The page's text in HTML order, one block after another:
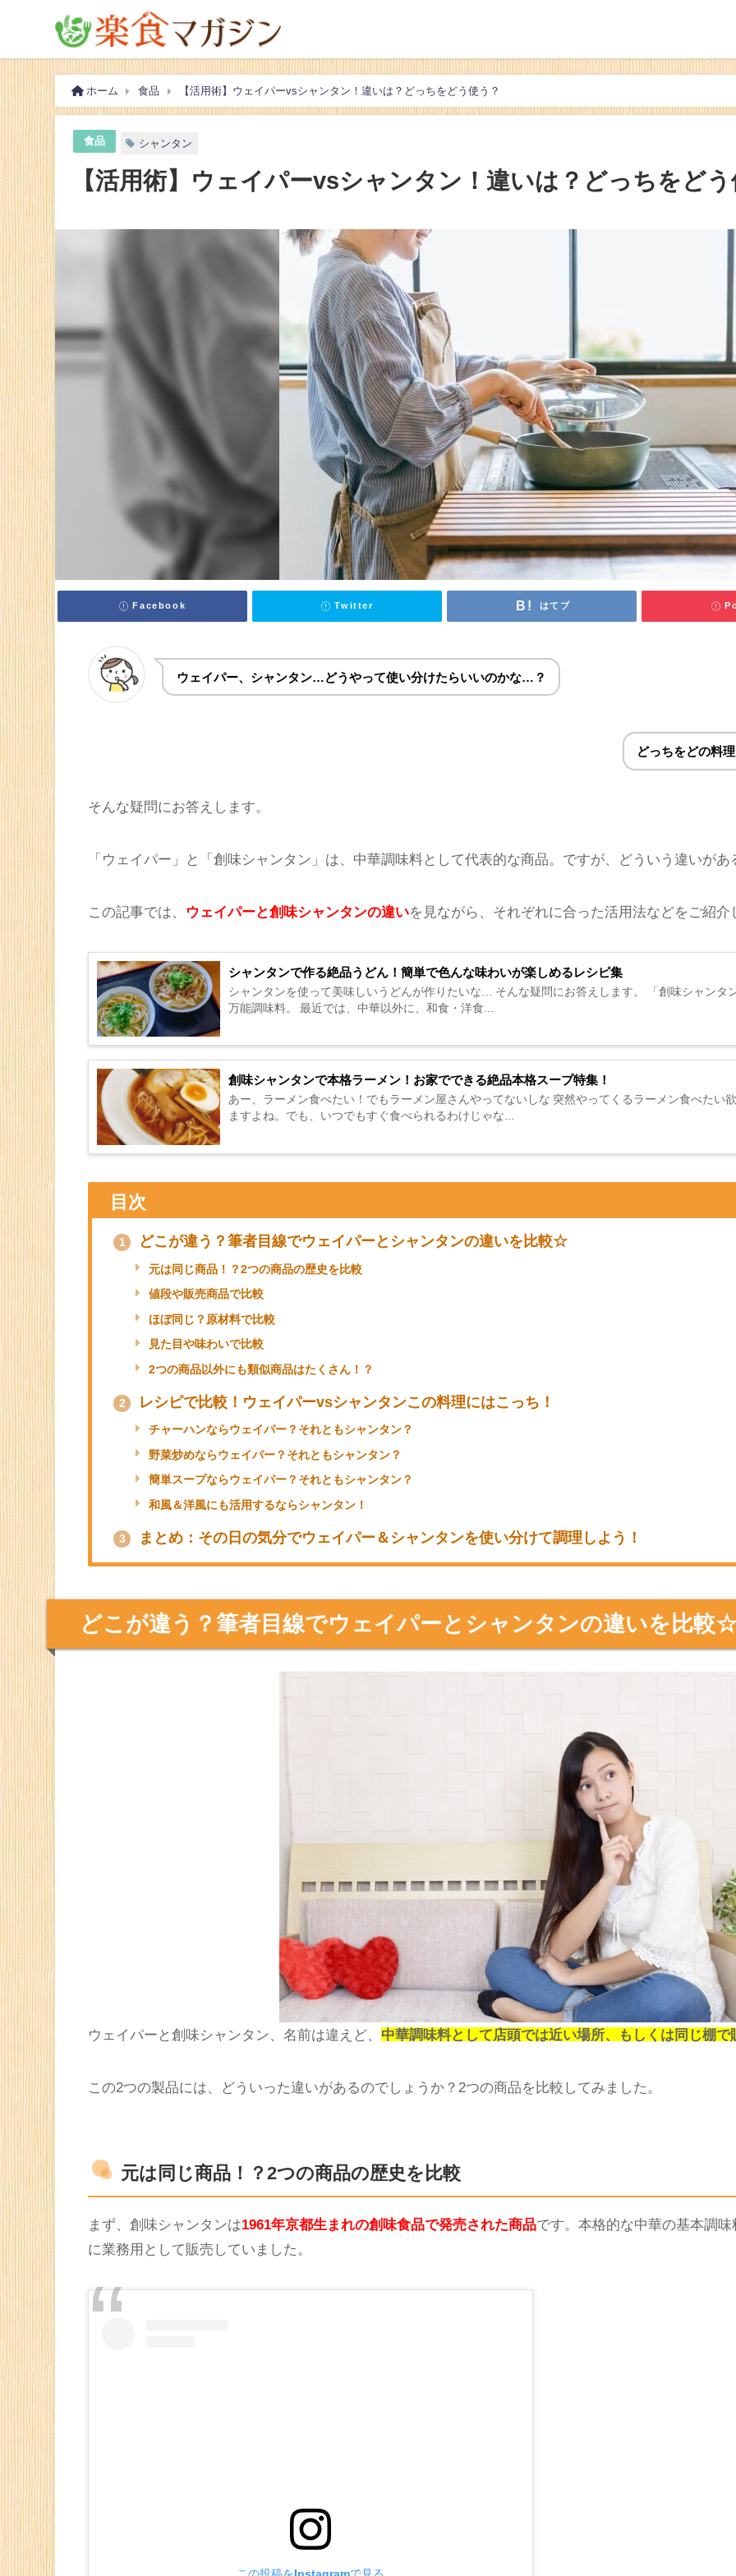
ホーム 食品 【活用術】ウェイパーvsシャンタン！違いは？どっちをどう使う？
食品 シャンタン
【活用術】ウェイパーvsシャンタン！違いは？どっちをど
Facebook Twitter はてブ
ウェイパー、シャンタン…どうやって使い分けたらいいのかな…？
どっちをどの料
そんな疑問にお答えします。
「ウェイパー」と「創味シャンタン」は、中華調味料として代表的な商品。ですが、どう い う違いがあ
この記事では、 ウェイパーと創味シャンタンの違いを見ながら、それぞれに合った活用法などをご紹介
シャンタンで作る絶品うどん！簡単で色んな味わいが楽しめるレシピ集
シャンタンを使って美味しいうどんが作りたいな… そんな疑問にお答えします。 「創味シャンタ
万能調味料。 最近では、中華以外に、和食・洋食...
創味シャンタンで本格ラーメン！お家でできる絶品本格スープ特集！￼
あー、ラーメン食べたい！でもラーメン屋さんやってないしな 突然やってくるラーメン食べたい
ますよね。でも、いつでもすぐ食べられるわけじゃな...
目次
1 どこが違う？筆者目線でウェイパーとシャンタンの違いを比較☆
元は同じ商品！？2つの商品の歴史を比較
値段や販売商品で比較
ほぼ同じ？原材料で比較
見た目や味わいで比較
2つの商品以外にも類似商品はたくさん！？
2 レシピで比較！ウェイパーvsシャンタンこの料理にはこっち！
チャーハンならウェイパー？それともシャンタン？
野菜炒めならウェイパー？それともシャンタン？
簡単スープならウェイパー？それともシャンタン？
和風＆洋風にも活用するならシャンタン！
3 まとめ：その日の気分でウェイパー＆シャンタンを使い分けて調理しよう！
どこが違う？筆者目線でウェイパーとシャンタンの違いを比較
ウェイパーと創味シャンタン、名前は違えど、 中華調味料として店頭では近い場所、もしくは同じ棚
この2つの製品には、どういった違いがあるのでしょう か？ 2つの商品を比較してみました。
元は同じ商品！？2つの商品の歴史を比較
まず、創味シャンタンは1961年京都生まれの創味食品で発売された商品です。本格的な中華の基本調
に業務用として販売していました。